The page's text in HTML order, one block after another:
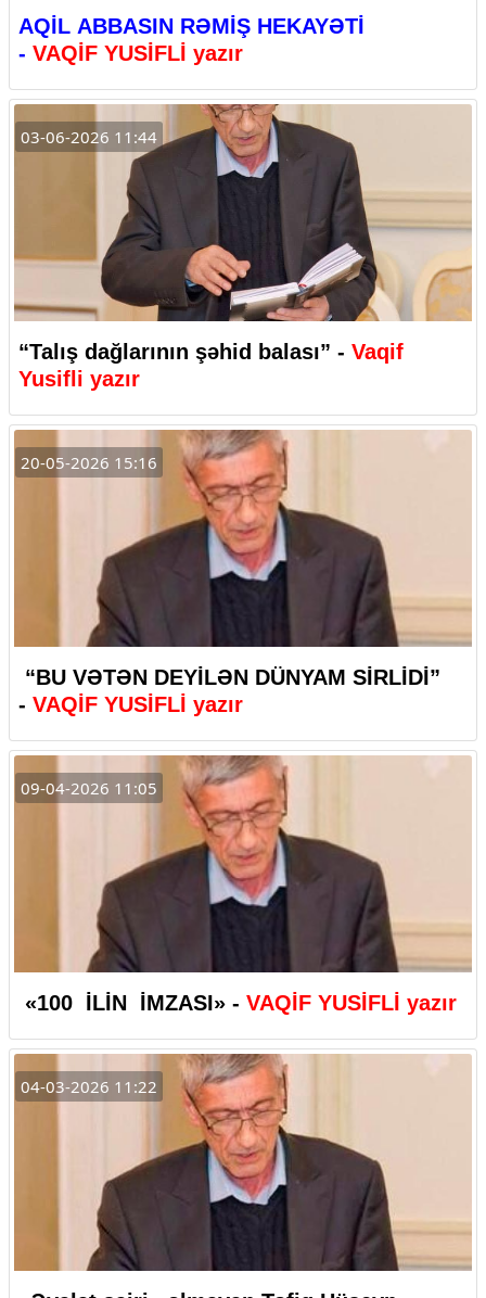
AQİL ABBASIN RƏMİŞ HEKAYƏTİ
- VAQİF YUSİFLİ yazır
03-06-2026 11:44
“Talış dağlarının şəhid balası” - Vaqif
Yusifli yazır
20-05-2026 15:16
“BU VƏTƏN DEYİLƏN DÜNYAM SİRLİDİ”
- VAQİF YUSİFLİ yazır
09-04-2026 11:05
«100 İLİN İMZASI» - VAQİF YUSİFLİ yazır
04-03-2026 11:22